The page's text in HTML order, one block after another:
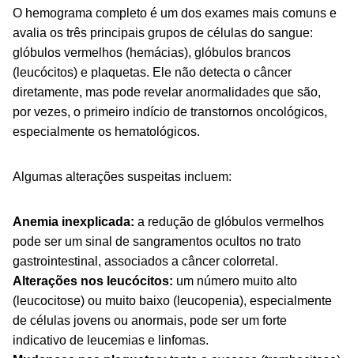
O hemograma completo é um dos exames mais comuns e
avalia os três principais grupos de células do sangue:
glóbulos vermelhos (hemácias), glóbulos brancos
(leucócitos) e plaquetas. Ele não detecta o câncer
diretamente, mas pode revelar anormalidades que são,
por vezes, o primeiro indício de transtornos oncológicos,
especialmente os hematológicos.
Algumas alterações suspeitas incluem:
Anemia inexplicada: a redução de glóbulos vermelhos
pode ser um sinal de sangramentos ocultos no trato
gastrointestinal, associados a câncer colorretal.
Alterações nos leucócitos: um número muito alto
(leucocitose) ou muito baixo (leucopenia), especialmente
de células jovens ou anormais, pode ser um forte
indicativo de leucemias e linfomas.